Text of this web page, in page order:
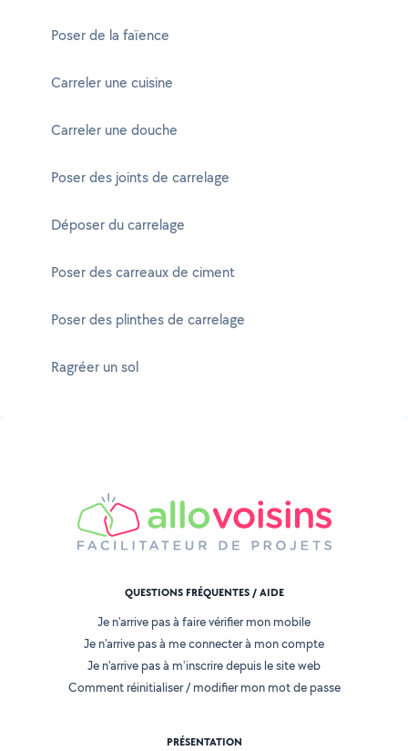
Poser de la faïence
Carreler une cuisine
Carreler une douche
Poser des joints de carrelage
Déposer du carrelage
Poser des carreaux de ciment
Poser des plinthes de carrelage
Ragréer un sol
QUESTIONS FRÉQUENTES / AIDE
Je n'arrive pas à faire vérifier mon mobile
Je n'arrive pas à me connecter à mon compte
Je n'arrive pas à m'inscrire depuis le site web
Comment réinitialiser / modifier mon mot de passe
PRÉSENTATION